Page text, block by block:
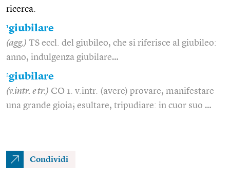
ricerca.
1giubilare
(agg.) TS eccl. del giubileo, che si riferisce al giubileo:
anno, indulgenza giubilare…
2giubilare
(v.intr. e tr.) CO 1. v.intr. (avere) provare, manifestare
una grande gioia; esultare, tripudiare: in cuor suo …
Condividi